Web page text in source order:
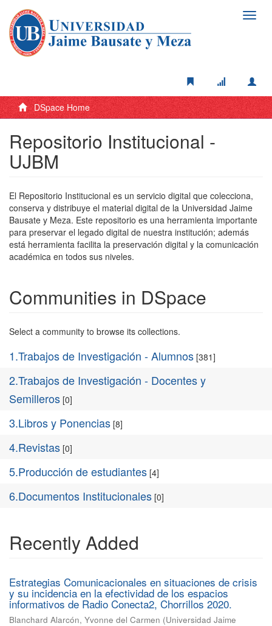
DSpace Home
Repositorio Institucional -
UJBM
El Repositorio Institucional es un servicio digital que colecciona,
conserva y distribuye el material digital de la Universidad Jaime
Bausate y Meza. Este repositorio es una herramienta importante
para preservar el legado digital de nuestra institución; además
está herramienta facilita la preservación digital y la comunicación
académica en todos sus niveles.
Communities in DSpace
Select a community to browse its collections.
1.Trabajos de Investigación - Alumnos [381]
2.Trabajos de Investigación - Docentes y
Semilleros [0]
3.Libros y Ponencias [8]
4.Revistas [0]
5.Producción de estudiantes [4]
6.Documentos Institucionales [0]
Recently Added
Estrategias Comunicacionales en situaciones de crisis
y su incidencia en la efectividad de los espacios
informativos de Radio Conecta2, Chorrillos 2020.
Blanchard Alarcón, Yvonne del Carmen (Universidad Jaime